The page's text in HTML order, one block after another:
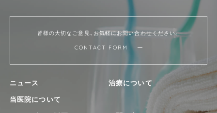
皆様の大切なご意見、お気軽にお問い合わせください。
CONTACT FORM
ニュース
当医院について
治療について